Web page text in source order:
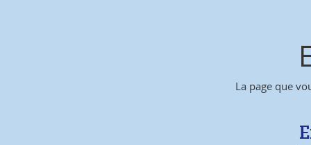
La page que